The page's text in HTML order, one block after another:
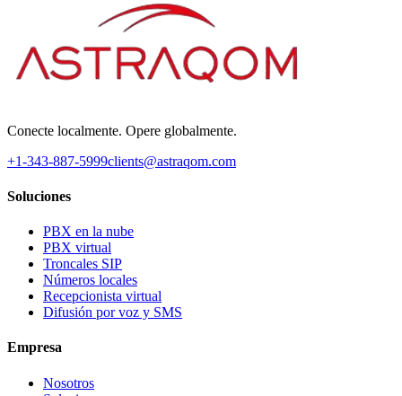
Conecte localmente. Opere globalmente.
+1-343-887-5999clients@astraqom.com
Soluciones
PBX en la nube
PBX virtual
Troncales SIP
Números locales
Recepcionista virtual
Difusión por voz y SMS
Empresa
Nosotros